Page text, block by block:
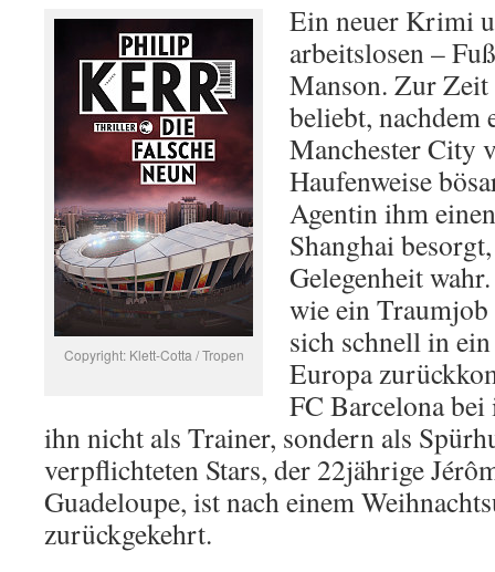
Copyright: Klett-Cotta / Tropen
Ein neuer Krimi
arbeitslosen –
Manson. Zur Zeit
beliebt, nachdem
Manchester City
Haufenweise
Agentin ihm
Shanghai
Gelegenheit
wie ein Traumjob
sich schnell in
Europa
FC Barcelona
ihn nicht als Trainer, sondern als
verpflichteten Stars, der 22jährige
Guadeloupe, ist nach einem
zurückgekehrt.